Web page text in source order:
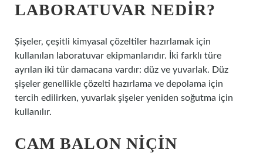
LABORATUVAR NEDIR?
Şişeler, çeşitli kimyasal çözeltiler hazırlamak için
kullanılan laboratuvar ekipmanlarıdır. İki farklı türe
ayrılan iki tür damacana vardır: düz ve yuvarlak. Düz
şişeler genellikle çözelti hazırlama ve depolama için
tercih edilirken, yuvarlak şişeler yeniden soğutma için
kullanılır.
CAM BALON NIÇIN